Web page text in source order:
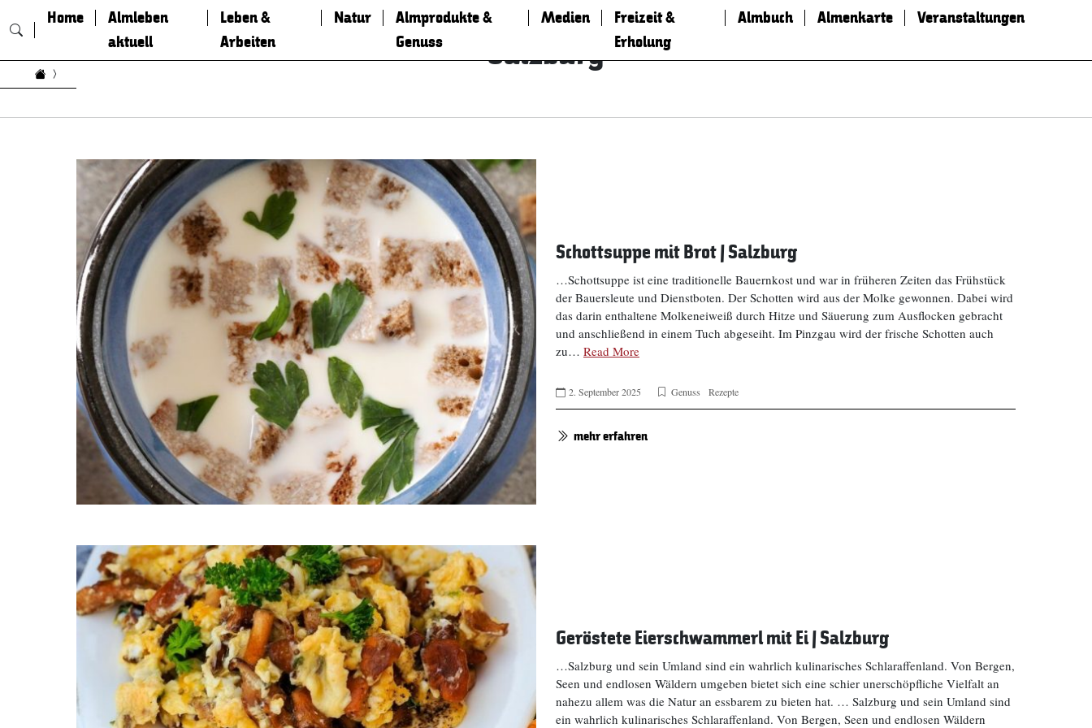
Zum Inhalt springen
Home
Almleben
aktuell
Leben &
Arbeiten
Natur
Almprodukte &
Genuss
Medien
Freizeit &
Erholung
Almbuch Almenkarte Veranstaltungen
Salzburg
Schottsuppe mit Brot | Salzburg
…Schottsuppe ist eine traditionelle Bauernkost und war in früheren Zeiten das Frühstück
der Bauersleute und Dienstboten. Der Schotten wird aus der Molke gewonnen. Dabei wird
das darin enthaltene Molkeneiweiß durch Hitze und Säuerung zum Ausflocken gebracht
und anschließend in einem Tuch abgeseiht. Im Pinzgau wird der frische Schotten auch
zu… Read More
2. September 2025 Genuss Rezepte
mehr erfahren
Geröstete Eierschwammerl mit Ei | Salzburg
…Salzburg und sein Umland sind ein wahrlich kulinarisches Schlaraffenland. Von Bergen,
Seen und endlosen Wäldern umgeben bietet sich eine schier unerschöpfliche Vielfalt an
nahezu allem was die Natur an essbarem zu bieten hat. … Salzburg und sein Umland sind
ein wahrlich kulinarisches Schlaraffenland. Von Bergen, Seen und endlosen Wäldern